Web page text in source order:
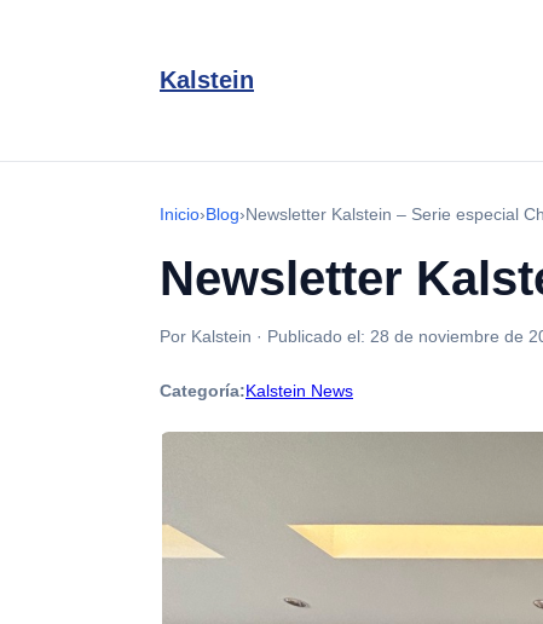
Kalstein
Inicio›Blog›Newsletter Kalstein – Serie especial
Newsletter
Por Kalstein · Publicado el: 28 de noviembre de
Categoría:Kalstein News